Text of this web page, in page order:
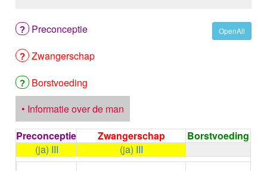
ALGINAAT Na / BICARBONAAT Na
ALGINAAT Na / Na BICARBONAAT / CALCIUM
CARBONAAT
ALGLUCOSIDASE alfa
ALIROCUMAB
ALITRETINOINE
ALIZAPRIDE
ALLOPURINOL
ALMOTRIPTAN
ALOGLIPTINE benzoaat
OpenAll
Preconceptie
Zwangerschap
Borstvoeding
• Informatie over de man
Preconceptie
Zwangerschap
Borstvoeding
(ja) III
(ja) III